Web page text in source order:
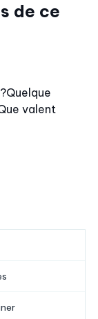
de ce
Quelque
valent